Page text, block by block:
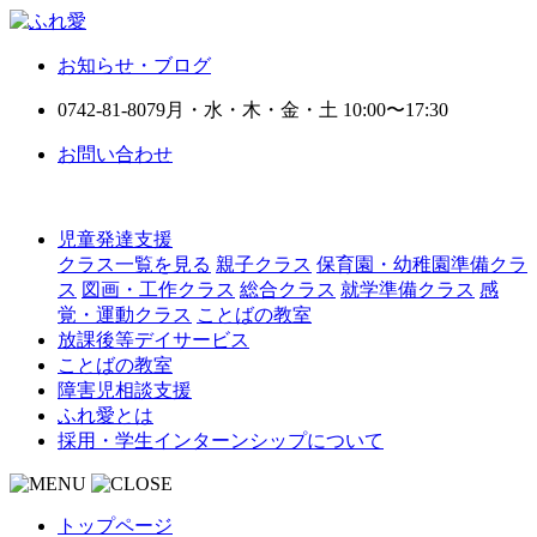
お知らせ・ブログ
0742-81-8079月・水・木・金・土 10:00〜17:30
お問い合わせ
児童発達支援
クラス一覧を見る 親子クラス 保育園・幼稚園準備クラ
ス 図画・工作クラス 総合クラス 就学準備クラス 感
覚・運動クラス ことばの教室
放課後等デイサービス
ことばの教室
障害児相談支援
ふれ愛とは
採用・学生インターンシップについて
トップページ